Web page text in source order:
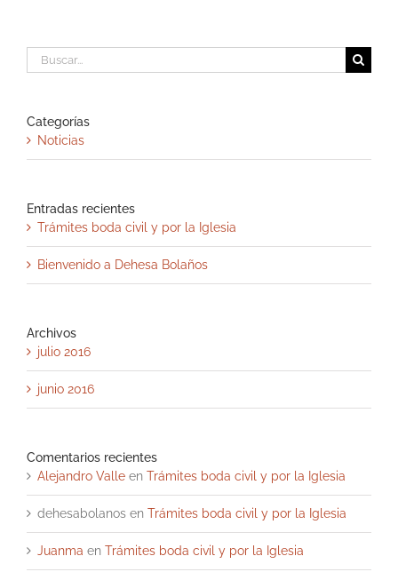
Buscar:
Categorías
Noticias
Entradas recientes
Trámites boda civil y por la Iglesia
Bienvenido a Dehesa Bolaños
Archivos
julio 2016
junio 2016
Comentarios recientes
Alejandro Valle en Trámites boda civil y por la Iglesia
dehesabolanos en Trámites boda civil y por la Iglesia
Juanma en Trámites boda civil y por la Iglesia